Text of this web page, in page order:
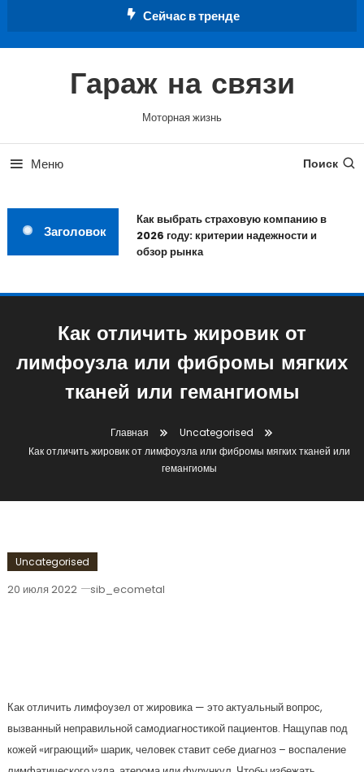
Сейчас в тренде
Гараж на связи
Моторная жизнь
Меню Поиск
Заголовок
Как выбрать страховую компанию в
2026 году: критерии надежности и
обзор рынка
Как отличить жировик от
лимфоузла или фибромы мягких
тканей или гемангиомы
Главная
Uncategorised
Как отличить жировик от лимфоузла или фибромы мягких тканей или
гемангиомы
Uncategorised
20 июля 2022 sib_ecometal
Как отличить лимфоузел от жировика — это актуальный вопрос,
вызванный неправильной самодиагностикой пациентов. Нащупав под
кожей «играющий» шарик, человек ставит себе диагноз – воспаление